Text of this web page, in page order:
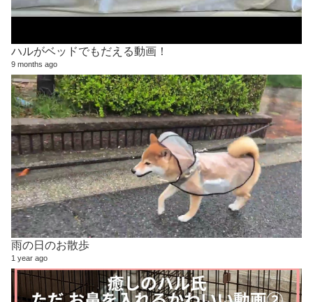
ハルがベッドでもだえる動画！
9 months ago
雨の日のお散歩
1 year ago